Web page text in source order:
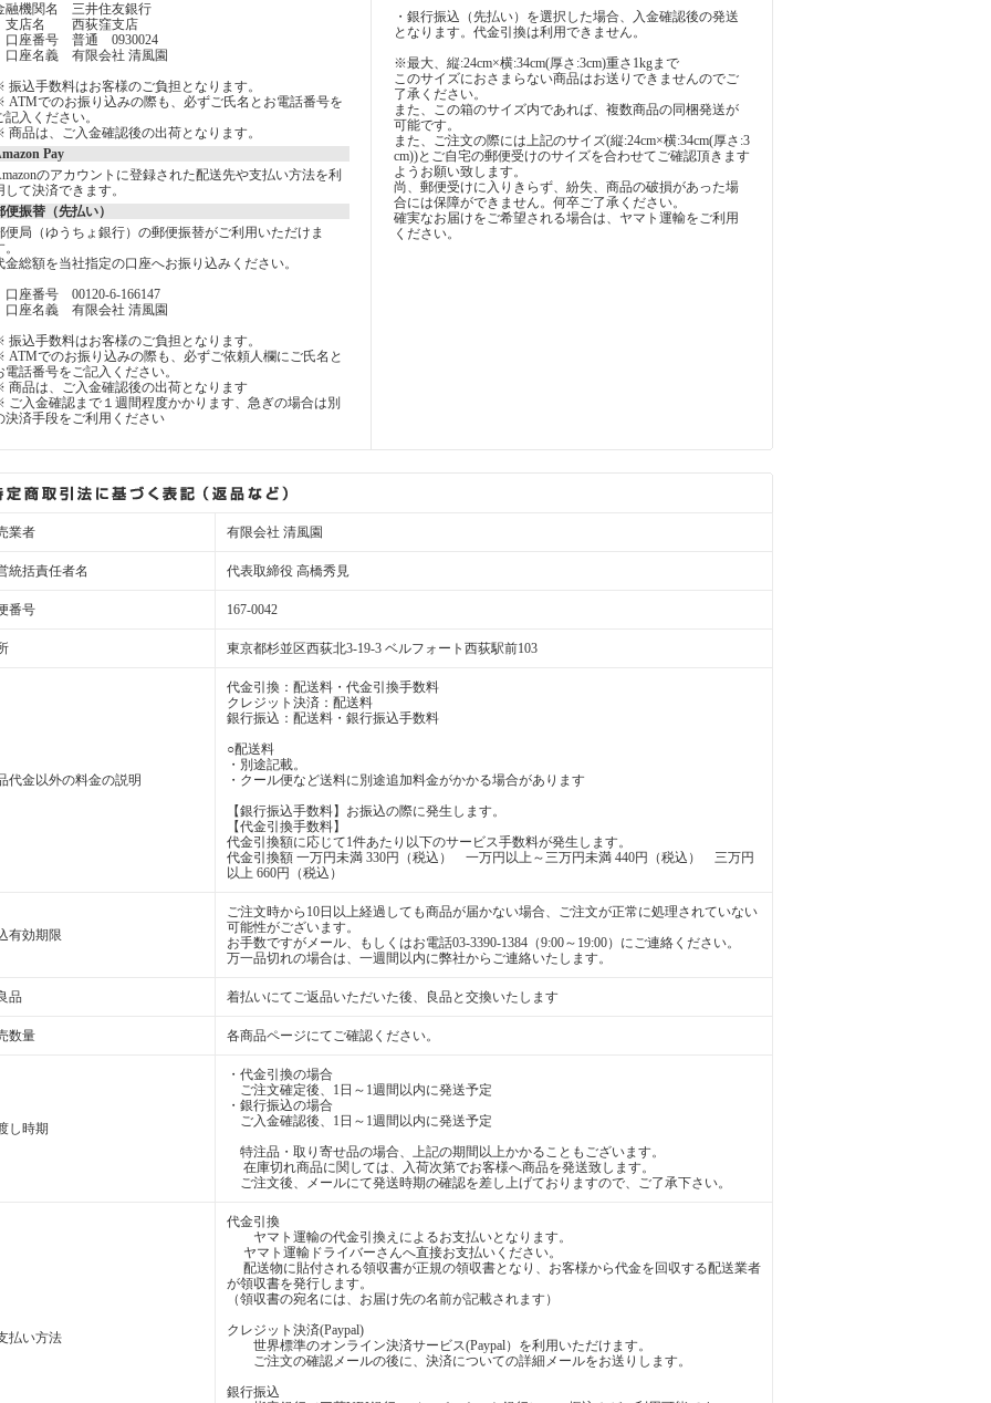
融機関名 三井住友銀行
店名 西荻窪支店
座番号 普通 0930024
座名義 有限会社 清風園
振込手数料はお客様のご負担となります。
ATMでのお振り込みの際も、必ずご氏名とお電話番号を
記入ください。
商品は、ご入金確認後の出荷となります。
Pay
のアカウントに登録された配送先や支払い方法を利
して決済できます。
便振替（先払い）
便局（ゆうちょ銀行）の郵便振替がご利用いただけま
金総額を当社指定の口座へお振り込みください。
座番号 00120-6-166147
座名義 有限会社 清風園
振込手数料はお客様のご負担となります。
ATMでのお振り込みの際も、必ずご依頼人欄にご氏名と
電話番号をご記入ください。
商品は、ご入金確認後の出荷となります
ご入金確認まで１週間程度かかります、急ぎの場合は別
決済手段をご利用ください
・銀行振込（先払い）を選択した場合、入金確認後の発送
となります。代金引換は利用できません。
※最大、縦:24cm×横:34cm(厚さ:3cm)重さ1kgまで
このサイズにおさまらない商品はお送りできませんのでご
了承ください。
また、この箱のサイズ内であれば、複数商品の同梱発送が
可能です。
また、ご注文の際には上記のサイズ(縦:24cm×横:34cm(厚さ:3
cm))とご自宅の郵便受けのサイズを合わせてご確認頂きます
ようお願い致します。
尚、郵便受けに入りきらず、紛失、商品の破損があった場
合には保障ができません。何卒ご了承ください。
確実なお届けをご希望される場合は、ヤマト運輸をご利用
ください。
業者 有限会社 清風園
統括責任者名 代表取締役 高橋秀見
番号 167-0042
東京都杉並区西荻北3-19-3 ベルフォート西荻駅前103
代金以外の料金の説明
代金引換：配送料・代金引換手数料
クレジット決済：配送料
銀行振込：配送料・銀行振込手数料
○配送料
・別途記載。
・クール便など送料に別途追加料金がかかる場合があります
【銀行振込手数料】お振込の際に発生します。
【代金引換手数料】
代金引換額に応じて1件あたり以下のサービス手数料が発生します。
代金引換額 一万円未満 330円（税込） 一万円以上～三万円未満 440円（税込） 三万円
以上 660円（税込）
有効期限
ご注文時から10日以上経過しても商品が届かない場合、ご注文が正常に処理されていない
可能性がございます。
お手数ですがメール、もしくはお電話03-3390-1384（9:00～19:00）にご連絡ください。
万一品切れの場合は、一週間以内に弊社からご連絡いたします。
品 着払いにてご返品いただいた後、良品と交換いたします
数量 各商品ページにてご確認ください。
し時期
・代金引換の場合
ご注文確定後、1日～1週間以内に発送予定
・銀行振込の場合
ご入金確認後、1日～1週間以内に発送予定
特注品・取り寄せ品の場合、上記の期間以上かかることもございます。
在庫切れ商品に関しては、入荷次第でお客様へ商品を発送致します。
ご注文後、メールにて発送時期の確認を差し上げておりますので、ご了承下さい。
払い方法
代金引換
ヤマト運輸の代金引換えによるお支払いとなります。
ヤマト運輸ドライバーさんへ直接お支払いください。
配送物に貼付される領収書が正規の領収書となり、お客様から代金を回収する配送業者
が領収書を発行します。
（領収書の宛名には、お届け先の名前が記載されます）
クレジット決済(Paypal)
世界標準のオンライン決済サービス(Paypal）を利用いただけます。
ご注文の確認メールの後に、決済についての詳細メールをお送りします。
銀行振込